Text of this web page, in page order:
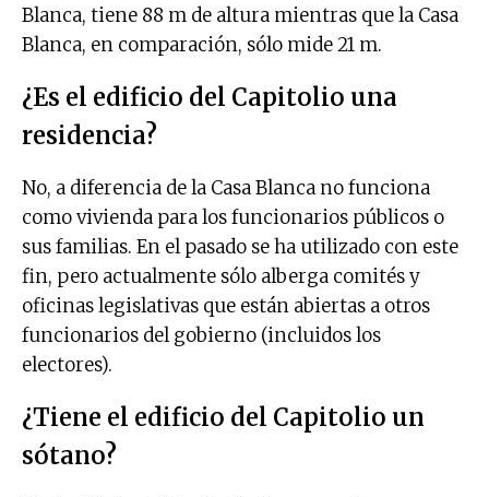
Blanca, tiene 88 m de altura mientras que la Casa
Blanca, en comparación, sólo mide 21 m.
¿Es el edificio del Capitolio una
residencia?
No, a diferencia de la Casa Blanca no funciona
como vivienda para los funcionarios públicos o
sus familias. En el pasado se ha utilizado con este
fin, pero actualmente sólo alberga comités y
oficinas legislativas que están abiertas a otros
funcionarios del gobierno (incluidos los
electores).
¿Tiene el edificio del Capitolio un
sótano?